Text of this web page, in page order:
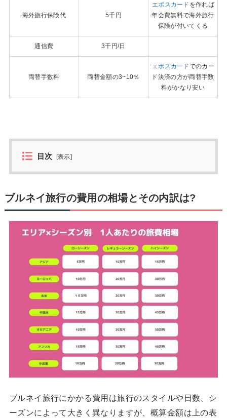
海外旅行保険代 5千円
エポスカード を作れば
年会費無料で海外旅行
保険が付いてくる
通信費 3千円/日
両替手数料 両替金額の3~10％
エポスカードでのカー
ド決済の方が両替手数
料がかなり安い
目次 [表示]
ブルネイ旅行の費用の相場とその内訳は?
ブルネイ旅行にかかる費用は旅行のスタイルや日数、シ
ーズンによって大きく異なりますが、概算金額は上の表